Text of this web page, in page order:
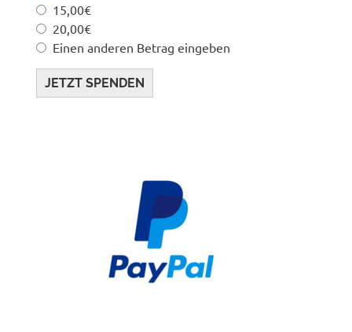
15,00€
20,00€
Einen anderen Betrag eingeben
JETZT SPENDEN